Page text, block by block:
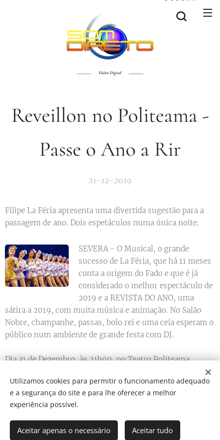
Diário Digital
Reveillon no Politeama -
Passe o Ano a Rir
21-12-2019
Filipe La Féria apresenta uma divertida sugestão para a
passagem de ano. Dois espetáculos numa única noite.
SEVERA - O Musical, o grande
sucesso de La Féria, que há 11 meses
conta a origem do Fado e que é já
considerado o melhor espectáculo de
2019 e a REVISTA DO ANO, uma
sátira a 2019, com muita música e animação. No Salão
Nobre, champanhe, passas, bolo rei e uma ceia esperam o
público num ambiente de grande festa com DJ.
Dia 31 de Dezembro, às 21h00, no Teatro Politeama.
Share
Utilizamos cookies para permitir o funcionamento adequado
e a segurança do site e para lhe oferecer a melhor
experiência possível.
Aceitar apenas o necessário Aceitar tudo